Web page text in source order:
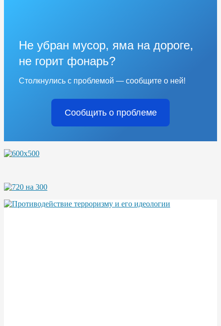
Не убран мусор, яма на дороге,
не горит фонарь?
Столкнулись с проблемой — сообщите о ней!
Сообщить о проблеме